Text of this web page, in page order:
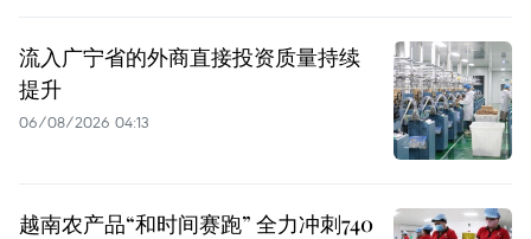
流入广宁省的外商直接投资质量持续
提升
06/08/2026 04:13
越南农产品“和时间赛跑” 全力冲刺740